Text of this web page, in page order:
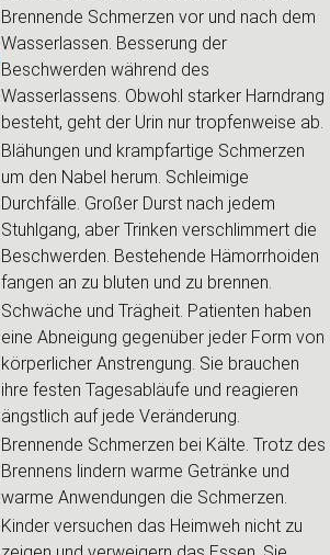
Brennende Schmerzen vor und nach dem
Wasserlassen. Besserung der
Beschwerden während des
Wasserlassens. Obwohl starker Harndrang
besteht, geht der Urin nur tropfenweise ab.
Blähungen und krampfartige Schmerzen
um den Nabel herum. Schleimige
Durchfälle. Großer Durst nach jedem
Stuhlgang, aber Trinken verschlimmert die
Beschwerden. Bestehende Hämorrhoiden
fangen an zu bluten und zu brennen.
Schwäche und Trägheit. Patienten haben
eine Abneigung gegenüber jeder Form von
körperlicher Anstrengung. Sie brauchen
ihre festen Tagesabläufe und reagieren
ängstlich auf jede Veränderung.
Brennende Schmerzen bei Kälte. Trotz des
Brennens lindern warme Getränke und
warme Anwendungen die Schmerzen.
Kinder versuchen das Heimweh nicht zu